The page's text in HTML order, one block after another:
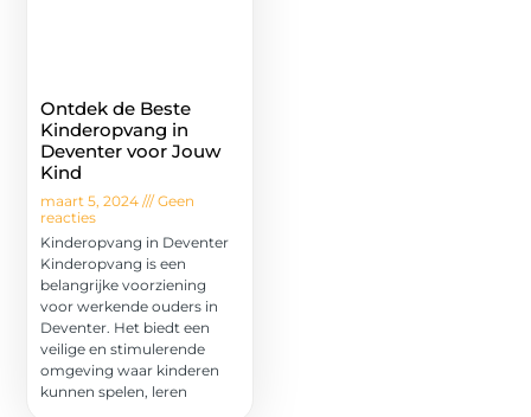
Ontdek de Beste
Kinderopvang in
Deventer voor Jouw
Kind
maart 5, 2024
Geen
reacties
Kinderopvang in Deventer
Kinderopvang is een
belangrijke voorziening
voor werkende ouders in
Deventer. Het biedt een
veilige en stimulerende
omgeving waar kinderen
kunnen spelen, leren